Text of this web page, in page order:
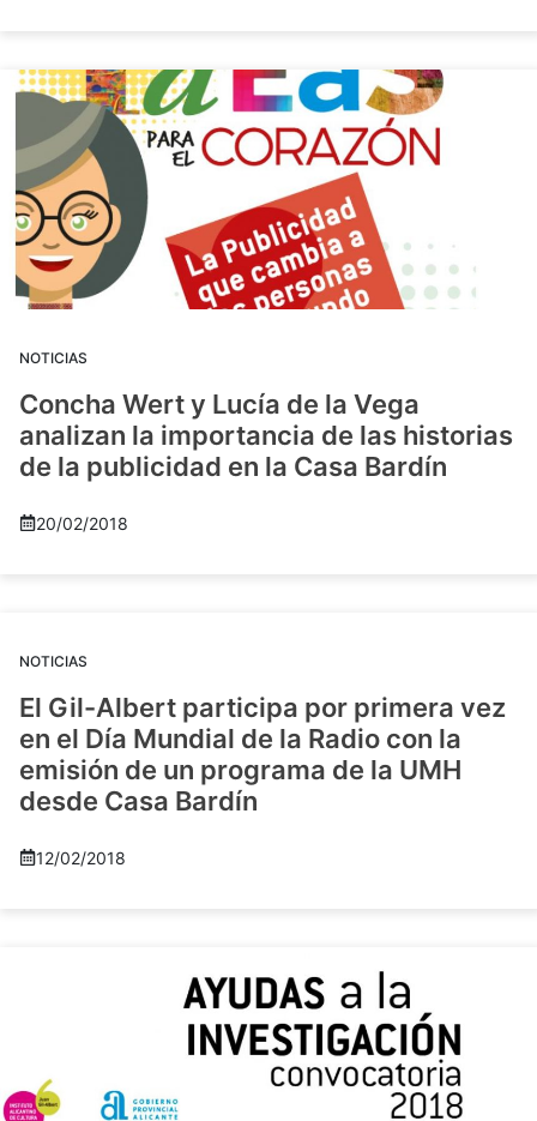
NOTICIAS
Concha Wert y Lucía de la Vega
analizan la importancia de las historias
de la publicidad en la Casa Bardín
20/02/2018
NOTICIAS
El Gil-Albert participa por primera vez
en el Día Mundial de la Radio con la
emisión de un programa de la UMH
desde Casa Bardín
12/02/2018